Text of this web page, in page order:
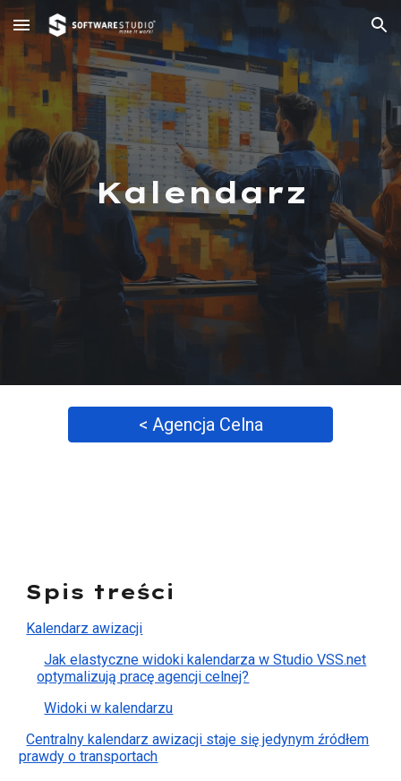
Skip to main content Skip to navigation
Kalendarz
< Agencja Celna
Spis treści
Kalendarz awizacji
Jak elastyczne widoki kalendarza w Studio VSS.net
optymalizują pracę agencji celnej?
Widoki w kalendarzu
Centralny kalendarz awizacji staje się jedynym źródłem
prawdy o transportach